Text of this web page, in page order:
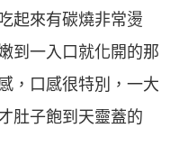
起來有碳燒非常燙
到一入口就化開的那
，口感很特別，一大
肚子飽到天靈蓋的